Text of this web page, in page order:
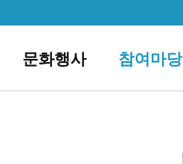
문화행사 참여마당